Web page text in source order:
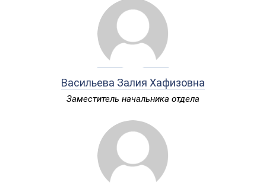
Васильева Залия Хафизовна
Заместитель начальника отдела